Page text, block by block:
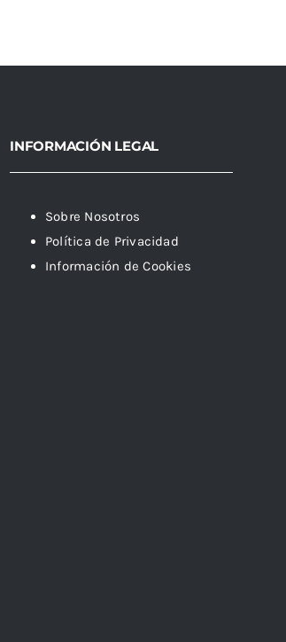
INFORMACIÓN LEGAL
Sobre Nosotros
Política de Privacidad
Información de Cookies